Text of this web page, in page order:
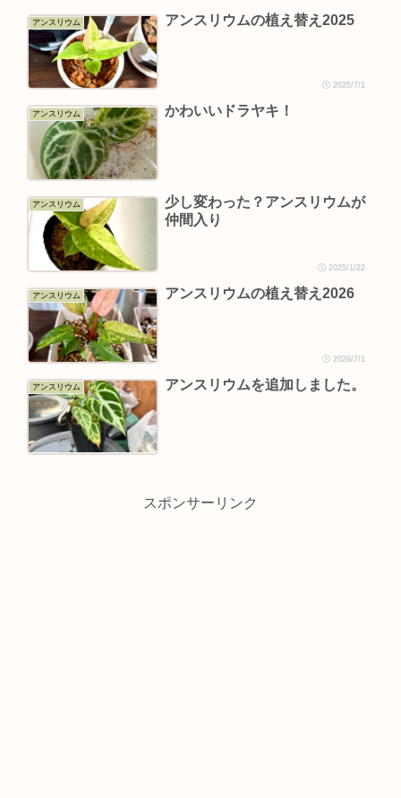
アンスリウム アンスリウムの植え替え2025
2025/7/1
アンスリウム かわいいドラヤキ！
アンスリウム
少し変わった？アンスリウムが
仲間入り
2025/1/22
アンスリウム アンスリウムの植え替え2026
2026/7/1
アンスリウム アンスリウムを追加しました。
スポンサーリンク